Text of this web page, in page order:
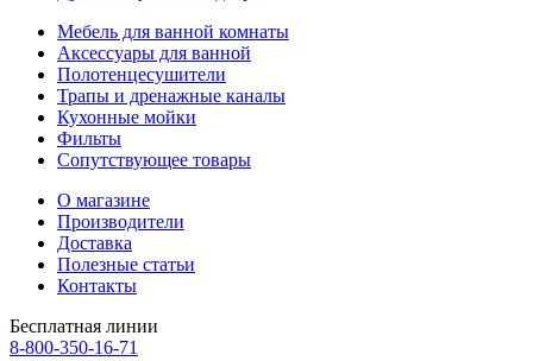
Мебель для ванной комнаты
Аксессуары для ванной
Полотенцесушители
Трапы и дренажные каналы
Кухонные мойки
Фильты
Сопутствующее товары
О магазине
Производители
Доставка
Полезные статьи
Контакты
Бесплатная линии
8-800-350-16-71